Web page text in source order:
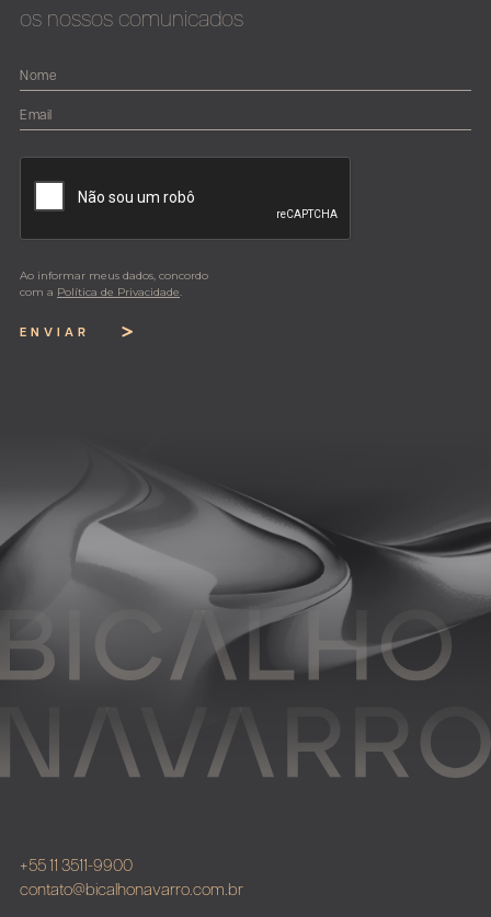
os nossos comunicados
Ao informar meus dados, concordo
com a Política de Privacidade.
ENVIAR
+55 11 3511-9900
contato@bicalhonavarro.com.br